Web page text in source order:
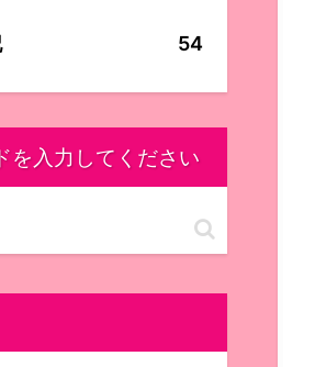
54
を入力してください